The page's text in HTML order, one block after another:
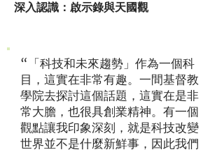
深入認識：啟示錄與天國觀
“「科技和未來趨勢」作為一個科
目，這實在非常有趣。一間基督教
學院去探討這個話題，這實在是非
常大膽，也很具創業精神。有一個
觀點讓我印象深刻，就是科技改變
世界並不是什麼新鮮事，因此我們